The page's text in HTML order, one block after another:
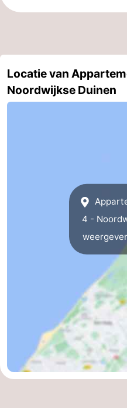
Locatie van
Noordwijkse Duinen
4 -